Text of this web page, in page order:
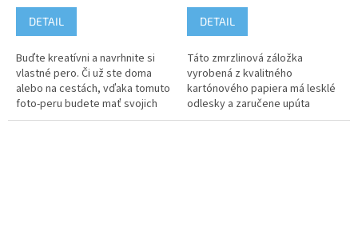
DETAIL
Buďte kreatívni a navrhnite si
vlastné pero. Či už ste doma
alebo na cestách, vďaka tomuto
foto-peru budete mať svojich
blízkych vždy so sebou.
DETAIL
Táto zmrzlinová záložka
vyrobená z kvalitného
kartónového papiera má lesklé
odlesky a zaručene upúta
pozornosť v knihách, zošitoch a